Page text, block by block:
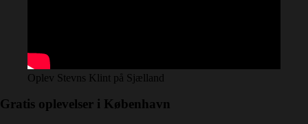
Oplev Stevns Klint på Sjælland
Gratis oplevelser i København